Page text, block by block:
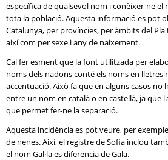
específica de qualsevol nom i conèixer-ne el
tota la població. Aquesta informació es pot
Catalunya, per províncies, per àmbits del
així com per sexe i any de naixement.
Cal fer esment que la font utilitzada per
noms dels nadons conté els noms en lletres
accentuació. Això fa que en alguns casos no
entre un nom en català o en castellà, ja que
que permet fer-ne la separació.
Aquesta incidència es pot veure, per
de nenes. Així, el registre de Sofia inclou
el nom Gal·la es diferencia de Gala.